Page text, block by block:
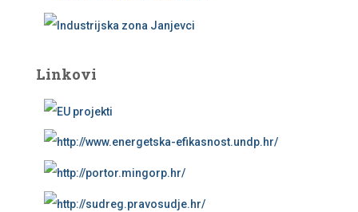
Linkovi